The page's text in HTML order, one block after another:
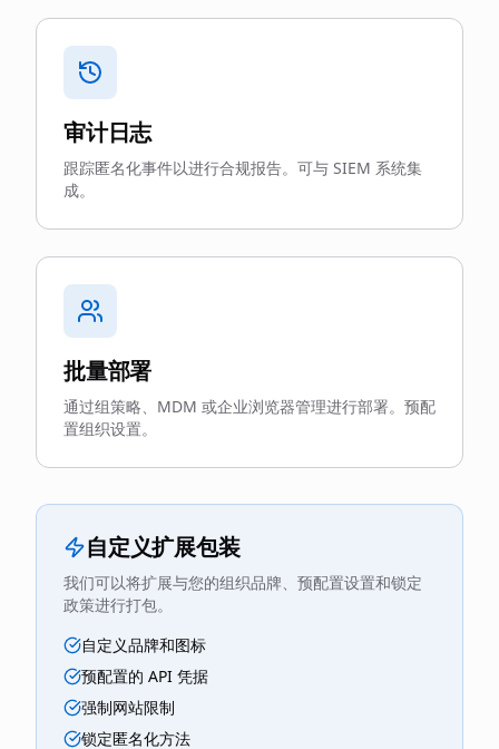
审计日志
跟踪匿名化事件以进行合规报告。可与 SIEM 系统集
成。
批量部署
通过组策略、MDM 或企业浏览器管理进行部署。预配
置组织设置。
自定义扩展包装
我们可以将扩展与您的组织品牌、预配置设置和锁定
政策进行打包。
自定义品牌和图标
预配置的 API 凭据
强制网站限制
锁定匿名化方法